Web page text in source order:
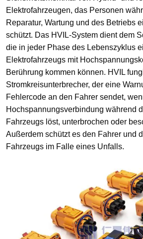
Elektrofahrzeugen, das Personen
Reparatur, Wartung und des Betriebs
schützt. Das HVIL-System dient dem
die in jeder Phase des Lebenszyklus
Elektrofahrzeugs mit
Berührung kommen können. HVIL
Stromkreisunterbrecher, der eine
Fehlercode an den Fahrer sendet,
Hochspannungsverbindung während
Fahrzeugs löst, unterbrochen oder
Außerdem schützt es den Fahrer und
Fahrzeugs im Falle eines Unfalls.